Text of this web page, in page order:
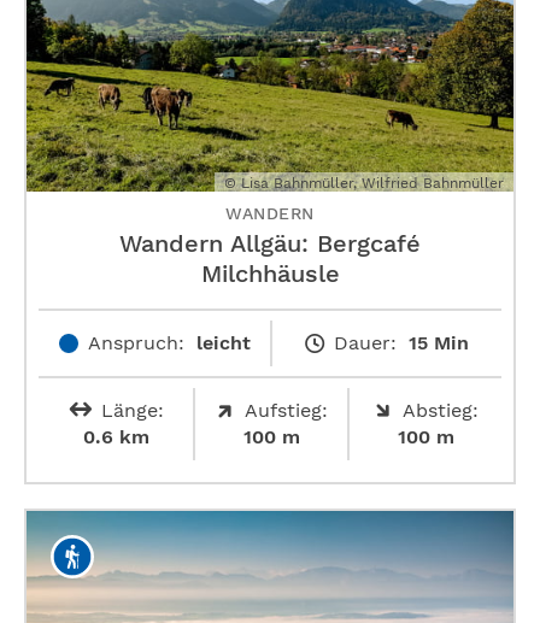
© Lisa Bahnmüller, Wilfried Bahnmüller
WANDERN
Wandern Allgäu: Bergcafé
Milchhäusle
Anspruch: leicht Dauer: 15 Min
Länge:
0.6 km
Aufstieg:
100 m
Abstieg:
100 m